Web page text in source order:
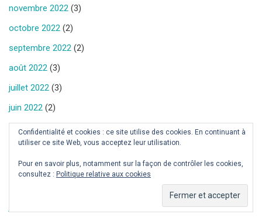
novembre 2022 (3)
octobre 2022 (2)
septembre 2022 (2)
août 2022 (3)
juillet 2022 (3)
juin 2022 (2)
mai 2022
(4)
avril 2022(4)
mars 2022(4)
Confidentialité et cookies : ce site utilise des cookies. En continuant à
utiliser ce site Web, vous acceptez leur utilisation.
Pour en savoir plus, notamment sur la façon de contrôler les cookies,
consultez : Politique relative aux cookies